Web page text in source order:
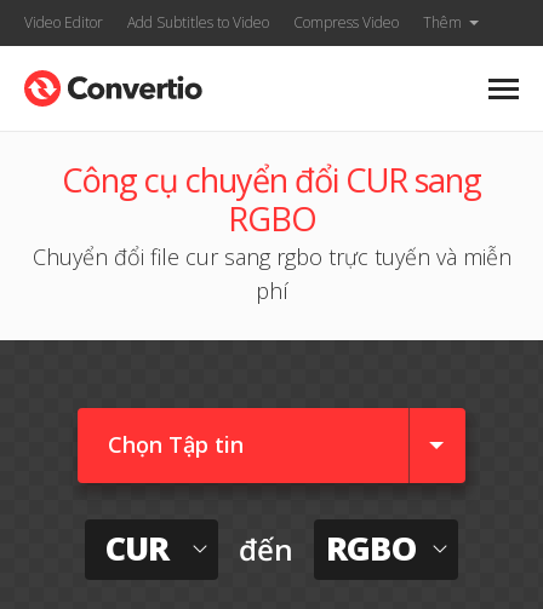
Video Editor Add Subtitles to Video Compress Video Thêm
Công cụ chuyển đổi CUR sang
RGBO
Chuyển đổi file cur sang rgbo trực tuyến và miễn
phí
Chọn Tập tin
CUR đến RGBO